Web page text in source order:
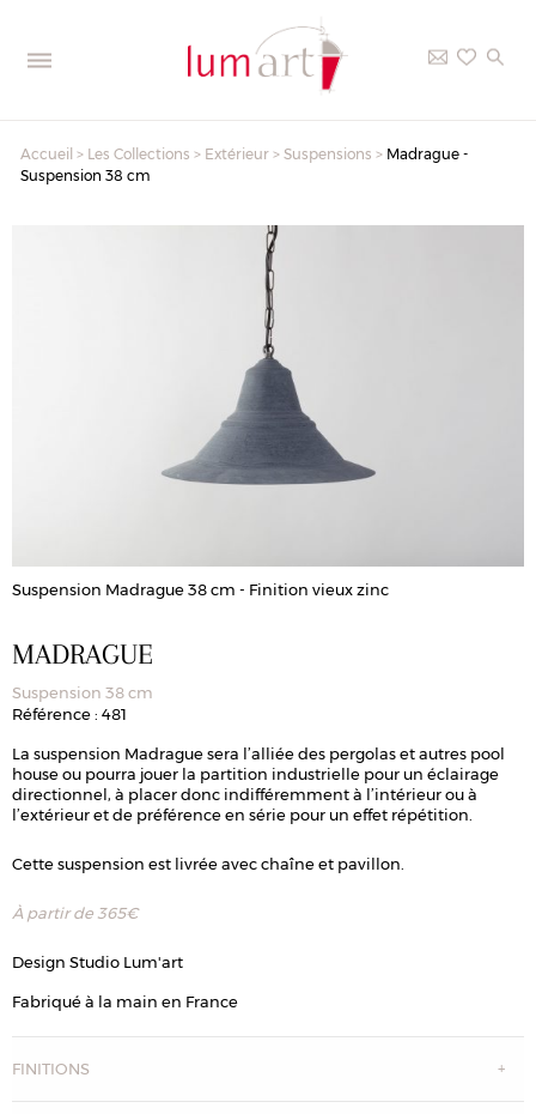
Accueil > Les Collections > Extérieur > Suspensions > Madrague -
Suspension 38 cm
Suspension Madrague 38 cm - Finition vieux zinc
MADRAGUE
Suspension 38 cm
Référence : 481
La suspension Madrague sera l’alliée des pergolas et autres pool
house ou pourra jouer la partition industrielle pour un éclairage
directionnel, à placer donc indifféremment à l’intérieur ou à
l’extérieur et de préférence en série pour un effet répétition.
Cette suspension est livrée avec chaîne et pavillon.
À partir de 365€
Design Studio Lum'art
Fabriqué à la main en France
FINITIONS